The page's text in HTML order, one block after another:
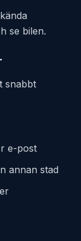
se bilen.
snabbt
e-post
annan stad